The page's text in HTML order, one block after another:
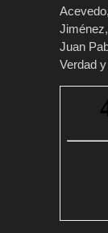
Juan
Verdad